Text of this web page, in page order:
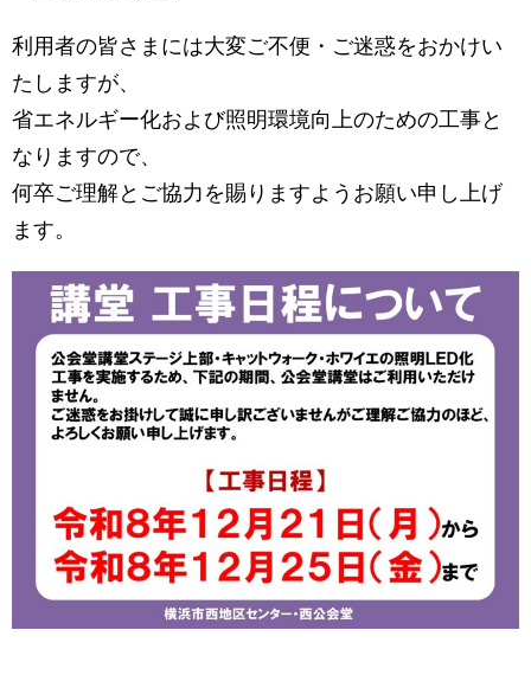
利用者の皆さまには大変ご不便・ご迷惑をおかけい
たしますが、
省エネルギー化および照明環境向上のための工事と
なりますので、
何卒ご理解とご協力を賜りますようお願い申し上げ
ます。